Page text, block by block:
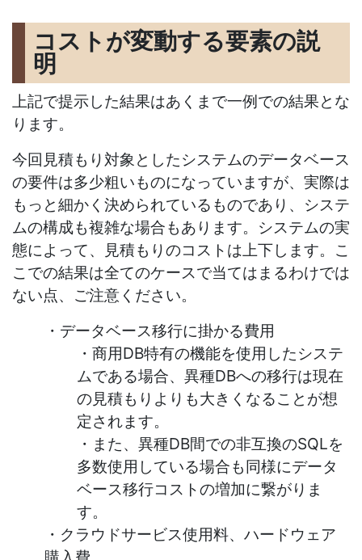
コストが変動する要素の説
明
上記で提示した結果はあくまで一例での結果とな
ります。
今回見積もり対象としたシステムのデータベース
の要件は多少粗いものになっていますが、実際は
もっと細かく決められているものであり、システ
ムの構成も複雑な場合もあります。システムの実
態によって、見積もりのコストは上下します。こ
こでの結果は全てのケースで当てはまるわけでは
ない点、ご注意ください。
・データベース移行に掛かる費用
・商用DB特有の機能を使用したシステ
ムである場合、異種DBへの移行は現在
の見積もりよりも大きくなることが想
定されます。
・また、異種DB間での非互換のSQLを
多数使用している場合も同様にデータ
ベース移行コストの増加に繋がりま
す。
・クラウドサービス使用料、ハードウェア